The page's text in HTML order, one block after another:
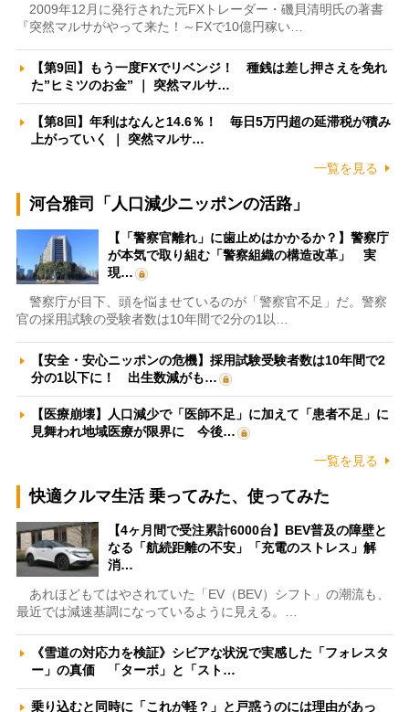
2009年12月に発行された元FXトレーダー・磯貝清明氏の著書
『突然マルサがやって来た！～FXで10億円稼い…
【第9回】もう一度FXでリベンジ！ 種銭は差し押さえを免れ
た”ヒミツのお金” ｜ 突然マルサ…
【第8回】年利はなんと14.6％！ 毎日5万円超の延滞税が積み
上がっていく ｜ 突然マルサ…
一覧を見る
河合雅司「人口減少ニッポンの活路」
【「警察官離れ」に歯止めはかかるか？】警察庁
が本気で取り組む「警察組織の構造改革」 実
現…
警察庁が目下、頭を悩ませているのが「警察官不足」だ。警察
官の採用試験の受験者数は10年間で2分の1以…
【安全・安心ニッポンの危機】採用試験受験者数は10年間で2
分の1以下に！ 出生数減がも…
【医療崩壊】人口減少で「医師不足」に加えて「患者不足」に
見舞われ地域医療が限界に 今後…
一覧を見る
快適クルマ生活 乗ってみた、使ってみた
【4ヶ月間で受注累計6000台】BEV普及の障壁と
なる「航続距離の不安」「充電のストレス」解
消…
あれほどもてはやされていた「EV（BEV）シフト」の潮流も、
最近では減速基調になっているように見える。…
《雪道の対応力を検証》シビアな状況で実感した「フォレスタ
ー」の真価 「ターボ」と「スト…
乗り込むと同時に「これが軽？」と戸惑うのには理由があっ